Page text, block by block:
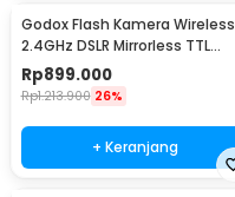
Godox Flash Kamera Wireless
2.4GHz DSLR Mirrorless TTL
900mAh 20Ws for Canon -
iT30Pro
Rp899.000
Rp1.213.900 26%
+ Keranjang